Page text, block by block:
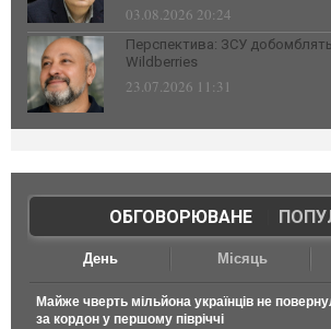
03.08.2026 20:24
Перспектива: ЗСУ добомблять
Wildberries
23.07.2026 11:31
ОБГОВОРЮВАНЕ|
День Місяць
Майже чверть мільйона українців не
за кордон у першому півріччі